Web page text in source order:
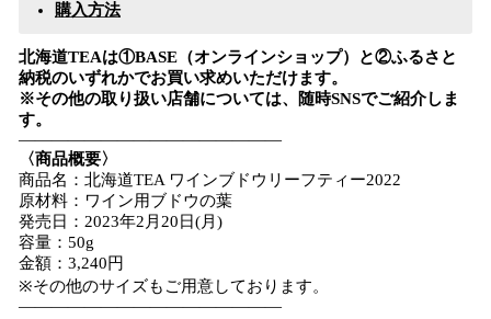
購入方法
北海道TEAは①BASE（オンラインショップ）と②ふるさと
納税のいずれかでお買い求めいただけます。
※その他の取り扱い店舗については、随時SNSでご紹介しま
す。
――――――――――――――――
〈商品概要〉
商品名：北海道TEA ワインブドウリーフティー2022
原材料：ワイン用ブドウの葉
発売日：2023年2月20日(月)
容量：50g
金額：3,240円
※その他のサイズもご用意しております。
――――――――――――――――